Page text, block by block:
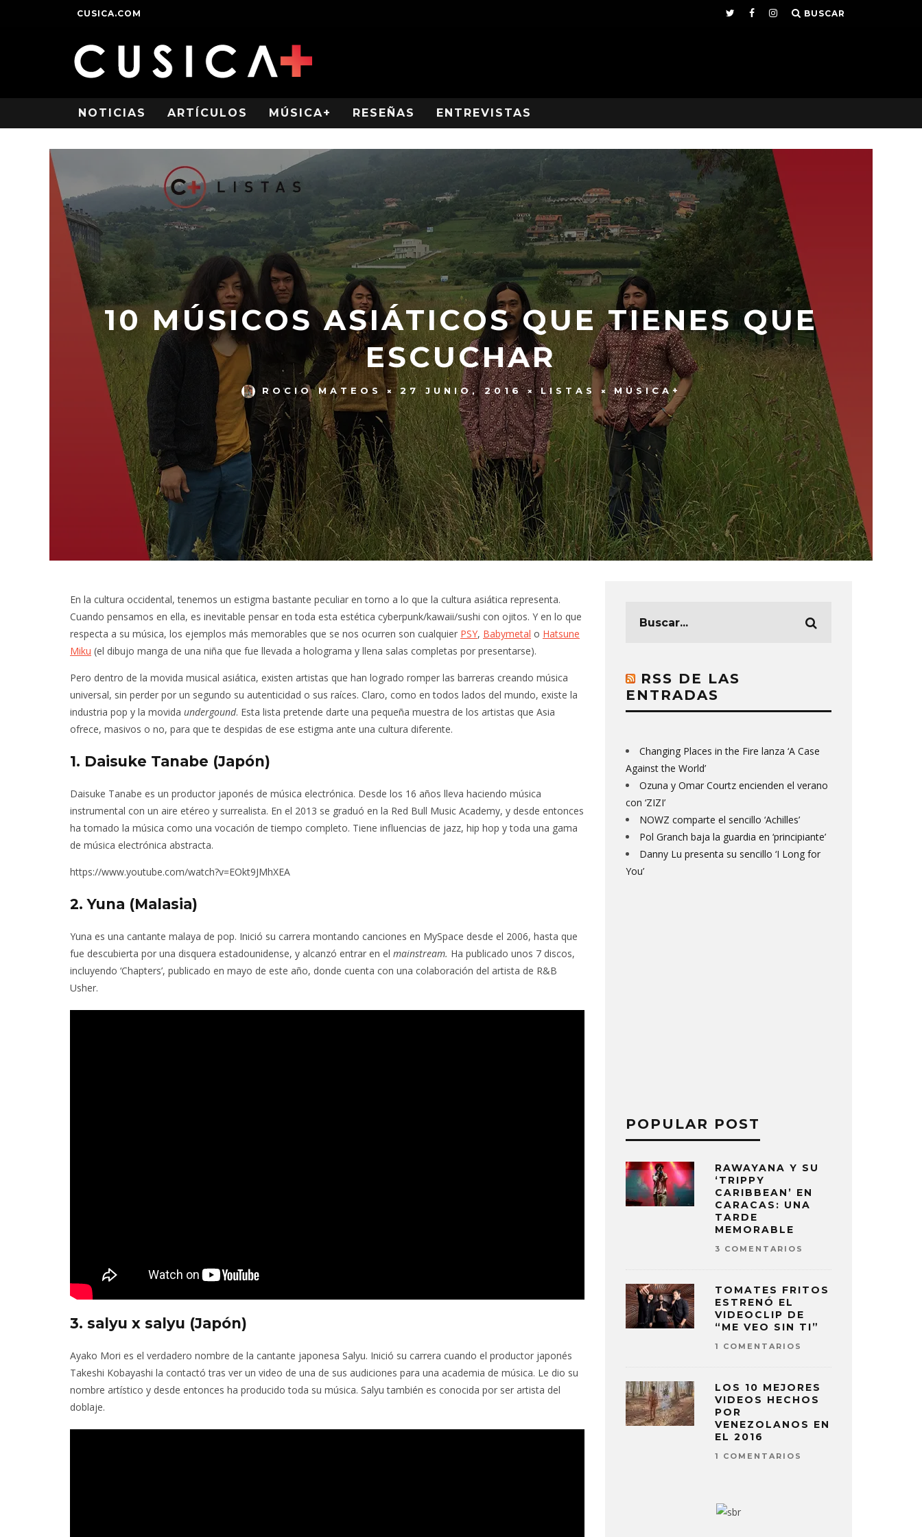
CUSICA.COM BUSCAR
NOTICIAS ARTÍCULOS MÚSICA+ RESEÑAS ENTREVISTAS
10 MÚSICOS ASIÁTICOS QUE TIENES QUE
ESCUCHAR
ROCIO MATEOS 27 JUNIO, 2016 LISTAS MÚSICA+
En la cultura occidental, tenemos un estigma bastante peculiar en torno a lo que la cultura asiática representa.
Cuando pensamos en ella, es inevitable pensar en toda esta estética cyberpunk/kawaii/sushi con ojitos. Y en lo que
respecta a su música, los ejemplos más memorables que se nos ocurren son cualquier PSY, Babymetal o Hatsune
Miku (el dibujo manga de una niña que fue llevada a holograma y llena salas completas por presentarse).
Pero dentro de la movida musical asiática, existen artistas que han logrado romper las barreras creando música
universal, sin perder por un segundo su autenticidad o sus raíces. Claro, como en todos lados del mundo, existe la
industria pop y la movida undergound. Esta lista pretende darte una pequeña muestra de los artistas que Asia
ofrece, masivos o no, para que te despidas de ese estigma ante una cultura diferente.
1. Daisuke Tanabe (Japón)
Daisuke Tanabe es un productor japonés de música electrónica. Desde los 16 años lleva haciendo música
instrumental con un aire etéreo y surrealista. En el 2013 se graduó en la Red Bull Music Academy, y desde entonces
ha tomado la música como una vocación de tiempo completo. Tiene influencias de jazz, hip hop y toda una gama
de música electrónica abstracta.
https://www.youtube.com/watch?v=EOkt9JMhXEA
2. Yuna (Malasia)
Yuna es una cantante malaya de pop. Inició su carrera montando canciones en MySpace desde el 2006, hasta que
fue descubierta por una disquera estadounidense, y alcanzó entrar en el mainstream. Ha publicado unos 7 discos,
incluyendo ‘Chapters’, publicado en mayo de este año, donde cuenta con una colaboración del artista de R&B
Usher.
3. salyu x salyu (Japón)
Ayako Mori es el verdadero nombre de la cantante japonesa Salyu. Inició su carrera cuando el productor japonés
Takeshi Kobayashi la contactó tras ver un video de una de sus audiciones para una academia de música. Le dio su
nombre artístico y desde entonces ha producido toda su música. Salyu también es conocida por ser artista del
doblaje.
RSS DE LAS
ENTRADAS
Changing Places in the Fire lanza ‘A Case
Against the World’
Ozuna y Omar Courtz encienden el verano
con ‘ZIZI’
NOWZ comparte el sencillo ‘Achilles’
Pol Granch baja la guardia en ‘principiante’
Danny Lu presenta su sencillo ‘I Long for
You’
POPULAR POST
RAWAYANA Y SU
‘TRIPPY
CARIBBEAN’ EN
CARACAS: UNA
TARDE
MEMORABLE
3 COMENTARIOS
TOMATES FRITOS
ESTRENÓ EL
VIDEOCLIP DE
“ME VEO SIN TI”
1 COMENTARIOS
LOS 10 MEJORES
VIDEOS HECHOS
POR
VENEZOLANOS EN
EL 2016
1 COMENTARIOS